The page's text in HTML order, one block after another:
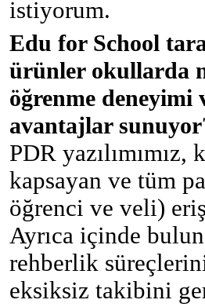
istiyorum.
Edu for School
ürünler okullarda
öğrenme deneyimi
avantajlar
PDR
kapsayan ve tüm
öğrenci ve veli)
Ayrıca içinde
rehberlik
eksiksiz takibini